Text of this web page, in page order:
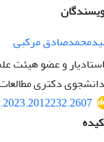
مرکبی
استادیار و عضو هیئت
دانشجوی دکتری مطالعات